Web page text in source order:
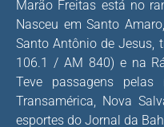
Marão Freitas está no
Nasceu em Santo
Santo Antônio de Jesus,
106.1 / AM 840) e na
Teve passagens pelas
Transamérica, Nova
esportes do Jornal da